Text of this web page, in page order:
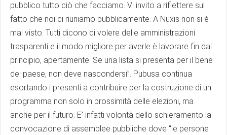
pubblico tutto ciò che facciamo. Vi invito a riflettere sul
fatto che noi ci riuniamo pubblicamente. A Nuxis non si è
mai visto. Tutti dicono di volere delle amministrazioni
trasparenti e il modo migliore per averle è lavorare fin dal
principio, apertamente. Se una lista si presenta per il bene
del paese, non deve nascondersi”. Pubusa continua
esortando i presenti a contribuire per la costruzione di un
programma non solo in prossimità delle elezioni, ma
anche per il futuro. E’ infatti volontà dello schieramento la
convocazione di assemblee pubbliche dove “le persone